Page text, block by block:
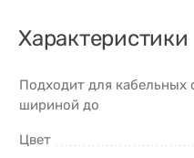
Характеристики
Подходит для кабельных
шириной до
Цвет